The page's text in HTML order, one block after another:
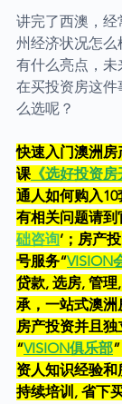
讲完了西澳，
州经济状况怎
有什么亮点，未
在买投资房这
么选呢？
快速入门澳洲
课 《选好投资
通人如何购入10
有相关问题请到
础咨询’；房产
号服务“VISION
贷款, 选房, 管
承，一站式澳洲
房产投资并且
“VISION俱乐部
资人知识经验
持续培训, 省下